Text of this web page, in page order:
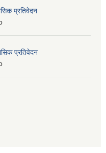
प्रतिवेदन
प्रतिवेदन